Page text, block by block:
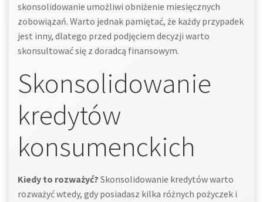
skonsolidowanie umożliwi obniżenie miesięcznych
zobowiązań. Warto jednak pamiętać, że każdy przypadek
jest inny, dlatego przed podjęciem decyzji warto
skonsultować się z doradcą finansowym.
Skonsolidowanie
kredytów
konsumenckich
Kiedy to rozważyć? Skonsolidowanie kredytów warto
rozważyć wtedy, gdy posiadasz kilka różnych pożyczek i